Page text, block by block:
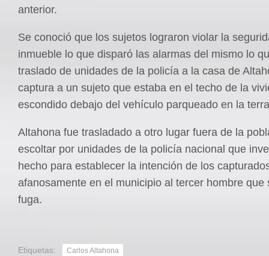
anterior.
Se conoció que los sujetos lograron violar la
inmueble lo que disparó las alarmas del mismo lo
traslado de unidades de la policía a la casa de
captura a un sujeto que estaba en el techo de la
escondido debajo del vehículo parqueado en la
Altahona fue trasladado a otro lugar fuera de la
escoltar por unidades de la policía nacional que
hecho para establecer la intención de los
afanosamente en el municipio al tercer hombre que
fuga.
Etiquetas: Carlos Altahona